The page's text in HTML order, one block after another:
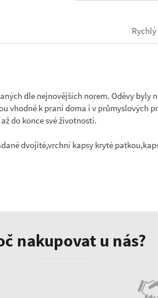
dle nejnovějších norem. Oděvy byly
vhodné k praní doma i v průmyslových
do konce své životnosti.
dvojité,vrchní kapsy kryté
nakupovat u nás?